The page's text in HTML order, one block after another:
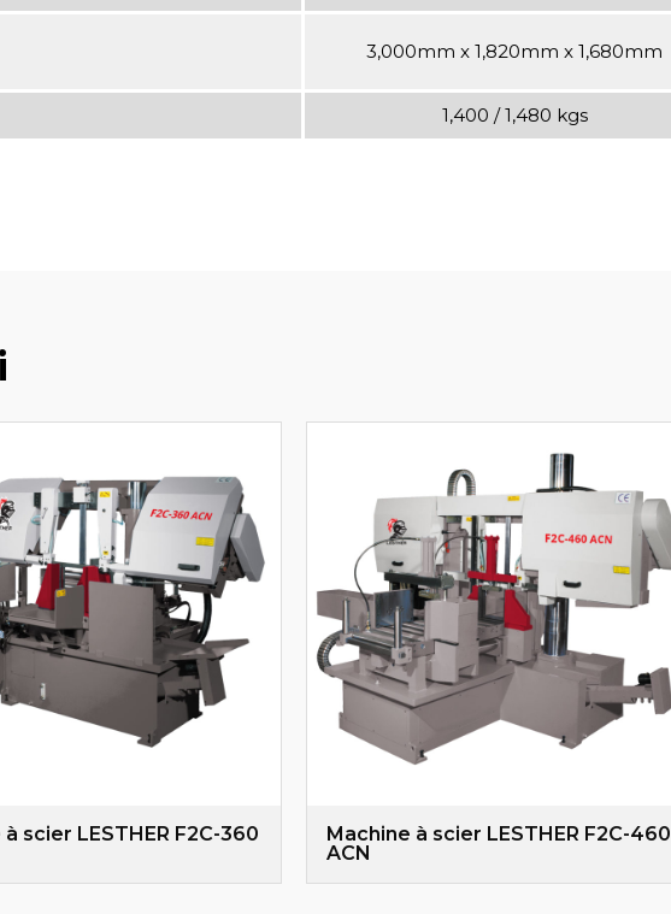
3,000mm x 1,820mm x 1,680mm
1,400 / 1,480 kgs
scier LESTHER F2C-360
Machine à scier LESTHER F2C-460
ACN